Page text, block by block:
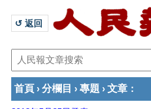
↺ 返回
首頁 › 分欄目 › 專題 › 文章 ：